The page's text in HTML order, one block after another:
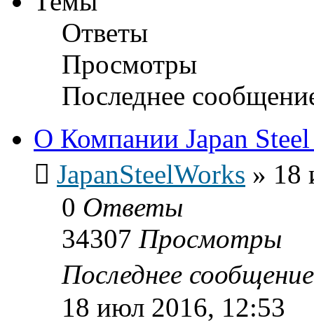
Ответы
Просмотры
Последнее
О Компании Japan
JapanSteelWorks » 18
0 Ответы
34307 Просмотры
Последнее
18 июл 2016, 12:53